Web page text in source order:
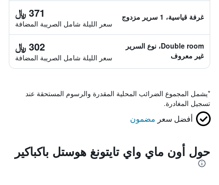
غرفة قياسية، 1 سرير مزدوج 371 ﷼
سعر الليلة شامل الصريبة المضافة
Double room، نوع السرير
غير معروف
302 ﷼
سعر الليلة شامل الصريبة المضافة
*يشمل المجموع الضرائب المحلية المقدرة والرسوم المستحقة عند
تسجيل المغادرة.
أفضل سعر مضمون
حول أون ماي واي تايتونغ هوستل باكباكير